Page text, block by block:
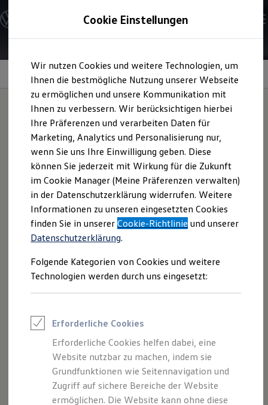
Hauptinhalt
springen
Footer
springen
Modelle und Konfigurator
Konfigurator
Modelle vergleichen
Elektroautos
ENERGY Sondermodelle
Nutzfahrzeuge
SUV und CUV
Familienautos
Kombis
Kompaktwagen
Sportwagen
Schnell verfügbare Fahrzeuge
Angebote und Produkte
Aktuelle Angebote
E-Auto-Förderung
Volkswagen Marktplatz
Die ENERGY Sondermodelle
Junge Gebrauchtwagen und Gebrauchtwagen
Volkswagen Zertifizierte Gebrauchtwagen
Elektromobilität bei Gebrauchtwagen
Saisonangebote
Reifenpakete
Leasing
Leasing-Angebote
Elektroauto Leasing
Kleinwagen-Leasing
Leasing ohne Anzahlung
Finanzierung
Autokredit mit Schlussrate
Versicherungen und Garantien
Kfz-Versicherung
Restschuldversicherungen
Assistenzsysteme für bessere Sicht
Assistenzsysteme für
bessere Sicht im
Überblick:
IQ.LIGHT – LED-Matrix-Scheinwerfer
Dynamic Light Assist
IQ.LIGHT – LED-Matrix-
Scheinwerfer
auf Wunsch mit einemechtenHighlight: dem innovativen
IQ.LIGHT – LED-Matrix-Scheinwerfer . DieMatrix-
Technologieermöglicht eine dauerhafte Fernlichtfahrt
ohne andere Verkehrsteilnehmende zu blenden.
1
Zum
Paket gehören die LED-Rückleuchten mit animiertem
Bremslicht und integrierterdynamischer Blinkleuchte
Cookie Einstellungen
Wir nutzen Cookies und weitere Technologien, um
Ihnen die bestmögliche Nutzung unserer Webseite
zu ermöglichen und unsere Kommunikation mit
Ihnen zu verbessern. Wir berücksichtigen hierbei
Ihre Präferenzen und verarbeiten Daten für
Marketing, Analytics und Personalisierung nur,
wenn Sie uns Ihre Einwilligung geben. Diese
können Sie jederzeit mit Wirkung für die Zukunft
im Cookie Manager (Meine Präferenzen verwalten)
in der Datenschutzerklärung widerrufen. Weitere
Informationen zu unseren eingesetzten Cookies
finden Sie in unsererCookie-Richtlinie und unserer
Datenschutzerklärung.
Folgende Kategorien von Cookies und weitere
Technologien werden durch uns eingesetzt:
Erforderliche Cookies
Erforderliche Cookies helfen dabei, eine
Website nutzbar zu machen, indem sie
Grundfunktionen wie Seitennavigation und
Zugriff auf sichere Bereiche der Website
ermöglichen. Die Website kann ohne diese